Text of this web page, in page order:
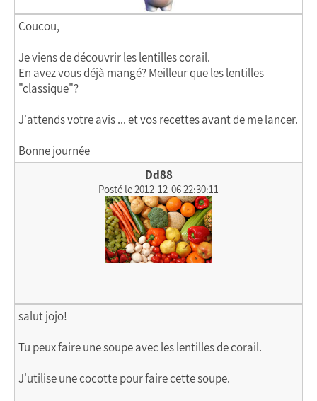
Coucou,
Je viens de découvrir les lentilles corail.
En avez vous déjà mangé? Meilleur que les lentilles
"classique"?
J'attends votre avis ... et vos recettes avant de me lancer.
Bonne journée
Dd88
Posté le 2012-12-06 22:30:11
salut jojo!
Tu peux faire une soupe avec les lentilles de corail.
J'utilise une cocotte pour faire cette soupe.